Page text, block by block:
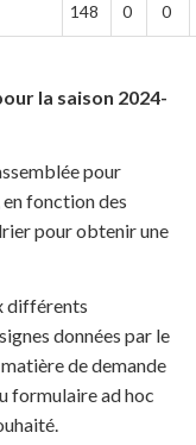
148 0 0
la saison 2024-
pour
fonction des
pour obtenir une
différents
données par le
de demande
formulaire ad hoc